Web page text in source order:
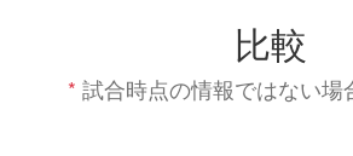
比較
* 試合時点の情報ではない場